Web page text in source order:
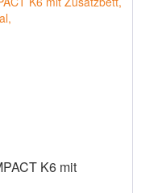
K6 mit